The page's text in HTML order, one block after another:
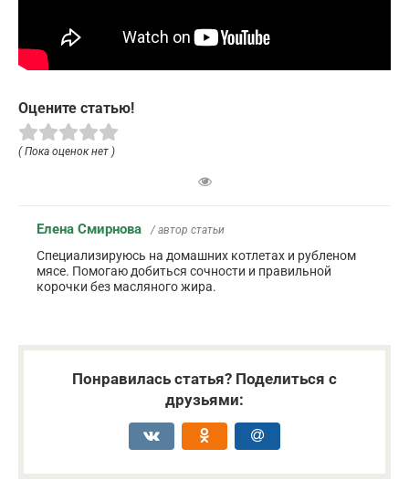
Оцените статью!
( Пока оценок нет )
Елена Смирнова / автор статьи
Специализируюсь на домашних котлетах и рубленом
мясе. Помогаю добиться сочности и правильной
корочки без масляного жира.
Понравилась статья? Поделиться с
друзьями: